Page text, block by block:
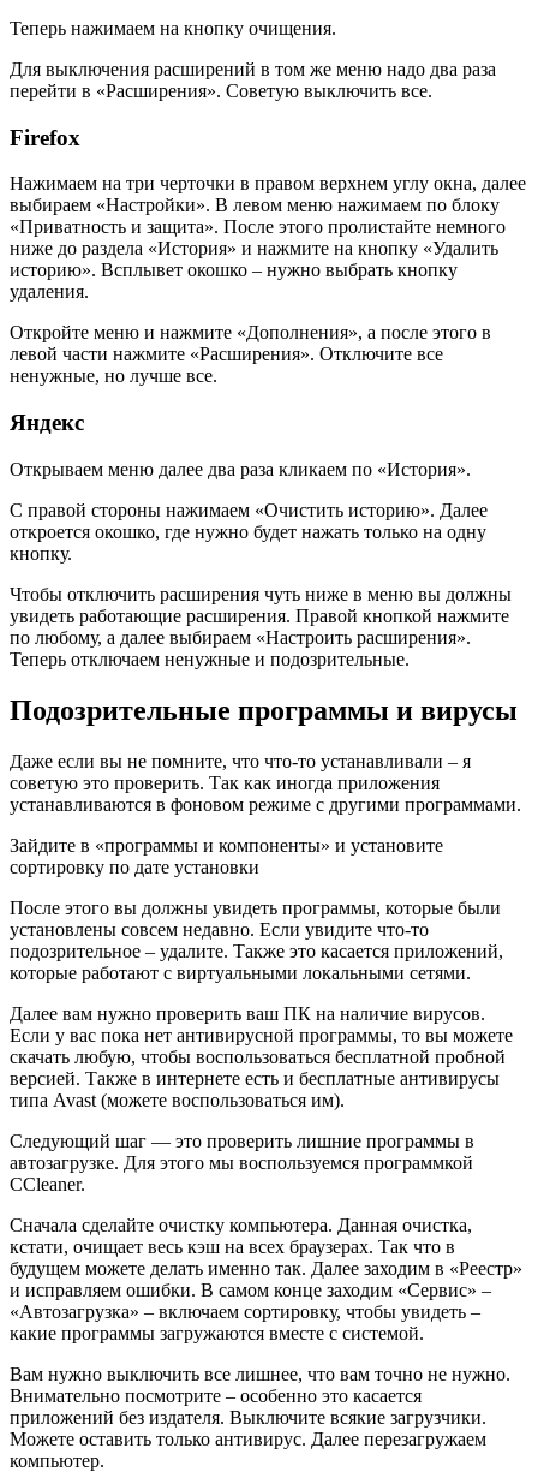
Теперь нажимаем на кнопку очищения.
Для выключения расширений в том же меню надо два раза
перейти в «Расширения». Советую выключить все.
Firefox
Нажимаем на три черточки в правом верхнем углу окна, далее
выбираем «Настройки». В левом меню нажимаем по блоку
«Приватность и защита». После этого пролистайте немного
ниже до раздела «История» и нажмите на кнопку «Удалить
историю». Всплывет окошко – нужно выбрать кнопку
удаления.
Откройте меню и нажмите «Дополнения», а после этого в
левой части нажмите «Расширения». Отключите все
ненужные, но лучше все.
Яндекс
Открываем меню далее два раза кликаем по «История».
С правой стороны нажимаем «Очистить историю». Далее
откроется окошко, где нужно будет нажать только на одну
кнопку.
Чтобы отключить расширения чуть ниже в меню вы должны
увидеть работающие расширения. Правой кнопкой нажмите
по любому, а далее выбираем «Настроить расширения».
Теперь отключаем ненужные и подозрительные.
Подозрительные программы и вирусы
Даже если вы не помните, что что-то устанавливали – я
советую это проверить. Так как иногда приложения
устанавливаются в фоновом режиме с другими программами.
Зайдите в «программы и компоненты» и установите
сортировку по дате установки
После этого вы должны увидеть программы, которые были
установлены совсем недавно. Если увидите что-то
подозрительное – удалите. Также это касается приложений,
которые работают с виртуальными локальными сетями.
Далее вам нужно проверить ваш ПК на наличие вирусов.
Если у вас пока нет антивирусной программы, то вы можете
скачать любую, чтобы воспользоваться бесплатной пробной
версией. Также в интернете есть и бесплатные антивирусы
типа Avast (можете воспользоваться им).
Следующий шаг — это проверить лишние программы в
автозагрузке. Для этого мы воспользуемся программкой
CCleaner.
Сначала сделайте очистку компьютера. Данная очистка,
кстати, очищает весь кэш на всех браузерах. Так что в
будущем можете делать именно так. Далее заходим в «Реестр»
и исправляем ошибки. В самом конце заходим «Сервис» –
«Автозагрузка» – включаем сортировку, чтобы увидеть –
какие программы загружаются вместе с системой.
Вам нужно выключить все лишнее, что вам точно не нужно.
Внимательно посмотрите – особенно это касается
приложений без издателя. Выключите всякие загрузчики.
Можете оставить только антивирус. Далее перезагружаем
компьютер.